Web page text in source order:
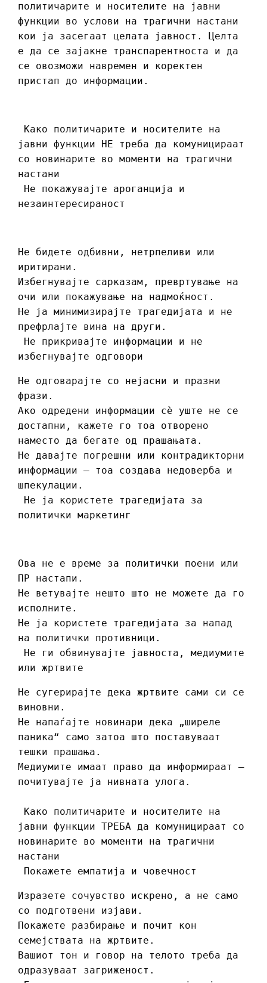
политичарите и носителите на јавни
функции во услови на трагични настани
кои ја засегаат целата јавност. Целта
е да се зајакне транспарентноста и да
се овозможи навремен и коректен
пристап до информации.
Како политичарите и носителите на
јавни функции НЕ треба да комуницираат
со новинарите во моменти на трагични
настани
Не покажувајте ароганција и
незаинтересираност
Не бидете одбивни, нетрпеливи или
иритирани.
Избегнувајте сарказам, превртување на
очи или покажување на надмоќност.
Не ја минимизирајте трагедијата и не
префрлајте вина на други.
Не прикривајте информации и не
избегнувајте одговори
Не одговарајте со нејасни и празни
фрази.
Ако одредени информации сè уште не се
достапни, кажете го тоа отворено
наместо да бегате од прашањата.
Не давајте погрешни или контрадикторни
информации – тоа создава недоверба и
шпекулации.
Не ја користете трагедијата за
политички маркетинг
Ова не е време за политички поени или
ПР настапи.
Не ветувајте нешто што не можете да го
исполните.
Не ја користете трагедијата за напад
на политички противници.
Не ги обвинувајте јавноста, медиумите
или жртвите
Не сугерирајте дека жртвите сами си се
виновни.
Не напаѓајте новинари дека „ширеле
паника“ само затоа што поставуваат
тешки прашања.
Медиумите имаат право да информираат –
почитувајте ја нивната улога.
Како политичарите и носителите на
јавни функции ТРЕБА да комуницираат со
новинарите во моменти на трагични
настани
Покажете емпатија и човечност
Изразете сочувство искрено, а не само
со подготвени изјави.
Покажете разбирање и почит кон
семејствата на жртвите.
Вашиот тон и говор на телото треба да
одразуваат загриженост.